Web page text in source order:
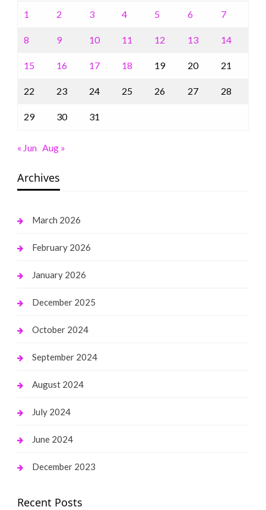
1 2 3 4 5 6 7
8 9 10 11 12 13 14
15 16 17 18 19 20 21
22 23 24 25 26 27 28
29 30 31
« Jun Aug »
Archives
March 2026
February 2026
January 2026
December 2025
October 2024
September 2024
August 2024
July 2024
June 2024
December 2023
Recent Posts